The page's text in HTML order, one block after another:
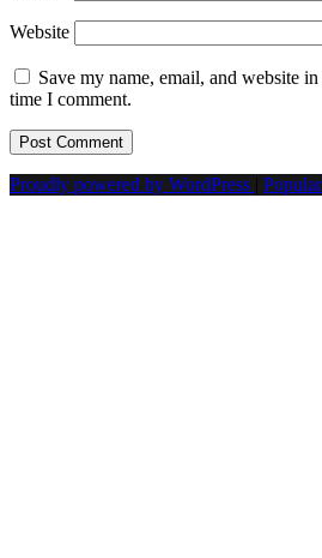
Website
Save my name, email, and website
time I comment.
Proudly powered by WordPress